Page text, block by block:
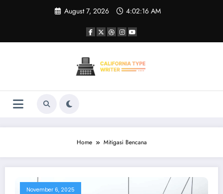
August 7, 2026 4:02:16 AM
Home Mitigasi Bencana
November 6, 2025